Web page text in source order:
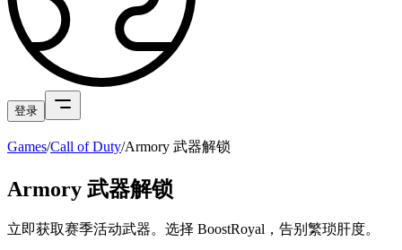
登录
Games/Call of Duty/Armory 武器解锁
Armory 武器解锁
立即获取赛季活动武器。选择 BoostRoyal，告别繁琐肝度。